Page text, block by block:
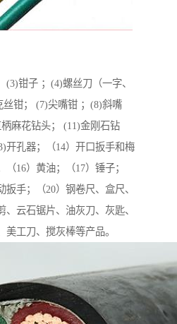
钳子 ；(4)螺丝刀（一字、
钳； (7)尖嘴钳 ；(8)斜嘴
麻花钻头； (11)金刚石钻
开孔器；（14）开口扳手和梅
16）黄油；（17）锤子；
扳手；（20）钢卷尺、盒尺、
云石锯片、油灰刀、灰匙、
工刀、搅灰棒等产品。